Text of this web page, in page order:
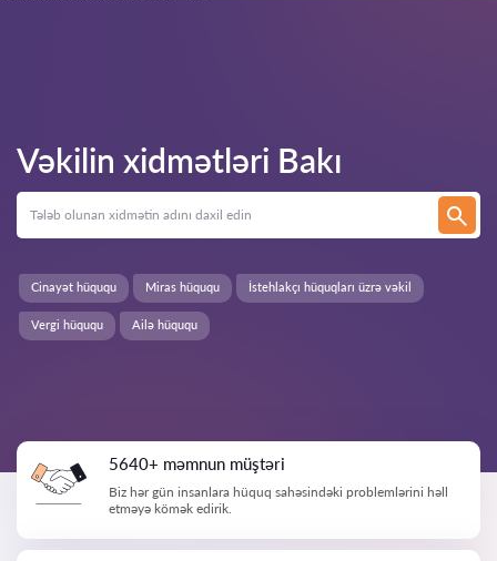
Vəkilin xidmətləri Bakı
Ailə hüququ
Cinayət hüququ Miras hüququ İstehlakçı hüquqları üzrə vəkil
Vergi hüququ
5640+ məmnun müştəri
Biz hər gün insanlara hüquq sahəsindəki problemlərini həll
etməyə kömək edirik.